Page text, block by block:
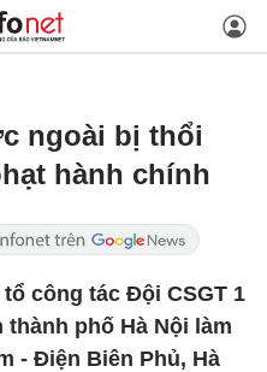
ngoài bị thổi
hành chính
công tác Đội CSGT 1
thành phố Hà Nội làm
- Điện Biên Phủ, Hà